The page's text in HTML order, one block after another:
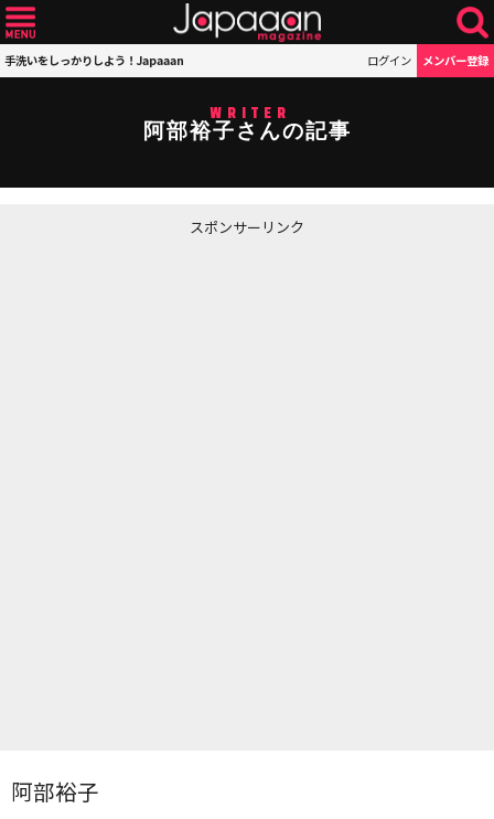
手洗いをしっかりしよう！Japaaan ログイン メンバー登録
WRITER
阿部裕子さんの記事
スポンサーリンク
阿部裕子